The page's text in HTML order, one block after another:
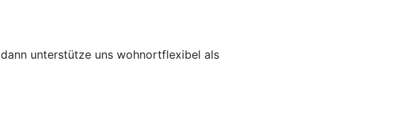
unterstütze uns wohnortflexibel als